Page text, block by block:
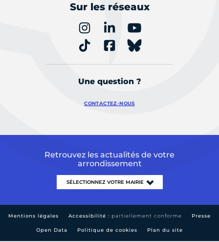
Sur les réseaux
Une question ?
CONTACTEZ-NOUS
Retrouvez les actualités de votre
arrondissement
Mentions légales Accessibilité : partiellement conforme Presse
Open Data Politique de cookies Plan du site